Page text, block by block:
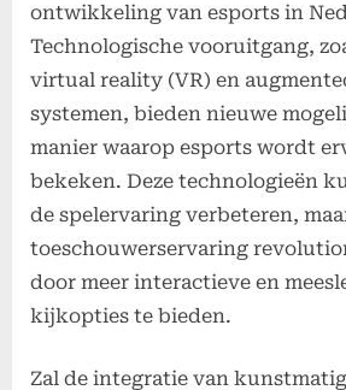
ontwikkeling van esports in
Technologische vooruitgang,
virtual reality (VR) en
systemen, bieden nieuwe
manier waarop esports wordt
bekeken. Deze technologieën
de spelervaring verbeteren,
toeschouwerservaring
door meer interactieve en
kijkopties te bieden.
Zal de integratie van